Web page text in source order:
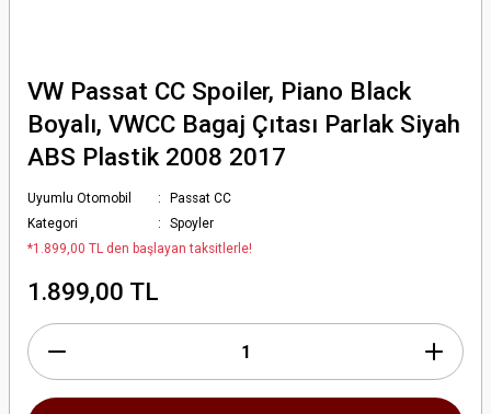
VW Passat CC Spoiler, Piano Black
Boyalı, VWCC Bagaj Çıtası Parlak Siyah
ABS Plastik 2008 2017
Uyumlu Otomobil
Passat CC
Kategori
Spoyler
*1.899,00 TL den başlayan taksitlerle!
1.899,00 TL